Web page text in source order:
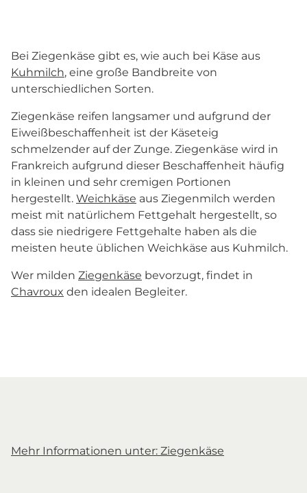
Bei Ziegenkäse gibt es, wie auch bei Käse aus
Kuhmilch, eine große Bandbreite von
unterschiedlichen Sorten.
Ziegenkäse reifen langsamer und aufgrund der
Eiweißbeschaffenheit ist der Käseteig
schmelzender auf der Zunge. Ziegenkäse wird in
Frankreich aufgrund dieser Beschaffenheit häufig
in kleinen und sehr cremigen Portionen
hergestellt. Weichkäse aus Ziegenmilch werden
meist mit natürlichem Fettgehalt hergestellt, so
dass sie niedrigere Fettgehalte haben als die
meisten heute üblichen Weichkäse aus Kuhmilch.
Wer milden Ziegenkäse bevorzugt, findet in
Chavroux den idealen Begleiter.
Mehr Informationen unter: Ziegenkäse